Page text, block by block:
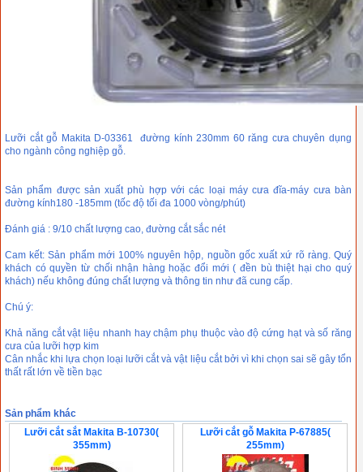
Lưỡi cắt gỗ Makita D-03361 đường kính 230mm 60 răng cưa chuyên dụng
cho ngành công nghiệp gỗ.
Sản phẩm được sản xuất phù hợp với các loại máy cưa đĩa-máy cưa bàn
đường kính180 -185mm (tốc độ tối đa 1000 vòng/phút)
Đánh giá : 9/10 chất lượng cao, đường cắt sắc nét
Cam kết: Sản phẩm mới 100% nguyên hộp, nguồn gốc xuất xứ rõ ràng. Quý
khách có quyền từ chối nhận hàng hoặc đổi mới ( đền bù thiệt hại cho quý
khách) nếu không đúng chất lượng và thông tin như đã cung cấp.
Chú ý:
Khả năng cắt vật liệu nhanh hay chậm phụ thuộc vào độ cứng hạt và số răng
cưa của lưỡi hợp kim
Cân nhắc khi lựa chọn loại lưỡi cắt và vật liệu cắt bởi vì khi chọn sai sẽ gây tổn
thất rất lớn về tiền bạc
Sản phẩm khác
Lưỡi cắt sắt Makita B-10730(
355mm)
Lưỡi cắt gỗ Makita P-67885(
255mm)